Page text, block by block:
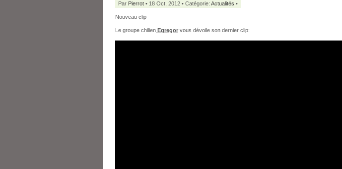
Par Pierrot • 18 Oct, 2012 • Catégorie: Actualités •
Nouveau clip
Le groupe chilien Egregor vous dévoile son dernier clip: